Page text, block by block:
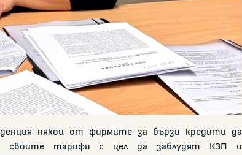
някои от фирмите за бързи кредити да
в своите тарифи с цел да заблудят КЗП и